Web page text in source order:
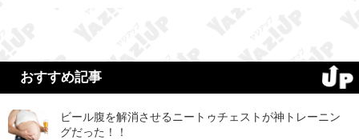
おすすめ記事
ビール腹を解消させるニートゥチェストが神トレーニン
グだった！！